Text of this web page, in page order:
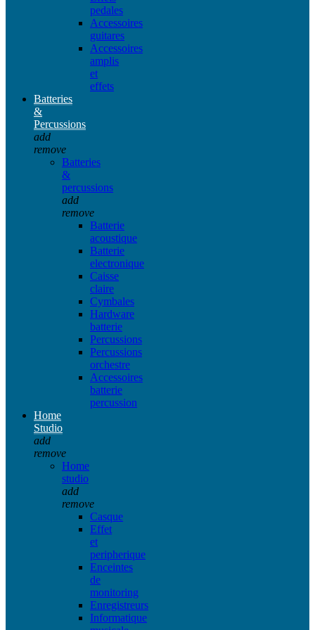
pedales
Accessoires
guitares
Accessoires
amplis
et
effets
Batteries
&
Percussions
add
remove
Batteries
&
percussions
add
remove
Batterie
acoustique
Batterie
electronique
Caisse
claire
Cymbales
Hardware
batterie
Percussions
Percussions
orchestre
Accessoires
batterie
percussion
Home
Studio
add
remove
Home
studio
add
remove
Casque
Effet
et
peripherique
Enceintes
de
monitoring
Enregistreurs
Informatique